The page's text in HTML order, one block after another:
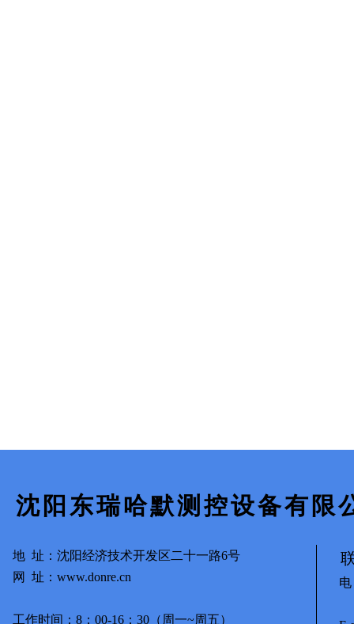
地 址：沈阳经济技术开发区二十一路6号
网 址 ：www.donre.cn
工作时间：8：00-16：30（周一~周五）
沈阳东瑞哈默测控设备有限